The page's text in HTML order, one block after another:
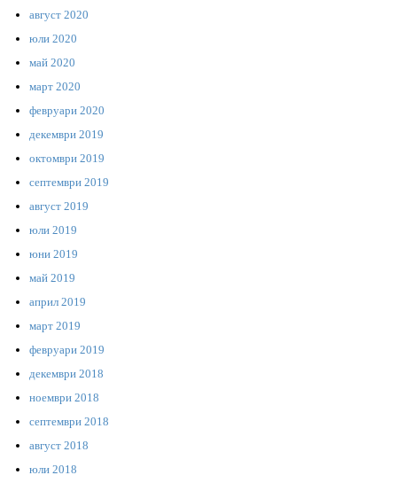
август 2020
юли 2020
май 2020
март 2020
февруари 2020
декември 2019
октомври 2019
септември 2019
август 2019
юли 2019
юни 2019
май 2019
април 2019
март 2019
февруари 2019
декември 2018
ноември 2018
септември 2018
август 2018
юли 2018